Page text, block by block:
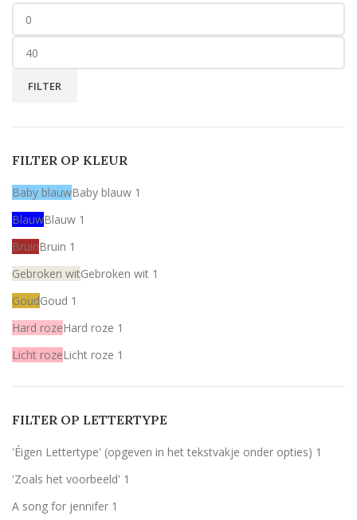
FILTER
FILTER OP KLEUR
Baby blauwBaby blauw 1
BlauwBlauw 1
BruinBruin 1
Gebroken witGebroken wit 1
GoudGoud 1
Hard rozeHard roze 1
Licht rozeLicht roze 1
Zilver
FILTER OP LETTERTYPE
'Éigen Lettertype' (opgeven in het tekstvakje onder opties) 1
'Zoals het voorbeeld' 1
A song for jennifer 1